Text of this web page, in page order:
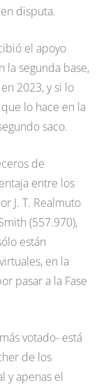
disputa.
el apoyo
la segunda base,
2023, y si lo
lo hace en la
saco.
de
entre los
J. T. Realmuto
(557.970),
están
en la
pasar a la Fase
votado- está
de los
y apenas el